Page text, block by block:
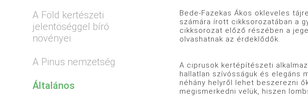
A Föld kertészeti
jelentöséggel bíró
növényei
A Pinus nemzetség
Általános
Bede-Fazekas Ákos okleveles
számára írott cikksorozatában a
cikksorozat előző részében a
olvashatnak az érdeklődők.
A ciprusok kertépítészeti
hallatlan szívósságuk és elegáns
néhány helyről lehet beszerezni
megismerkedni velük, hiszen